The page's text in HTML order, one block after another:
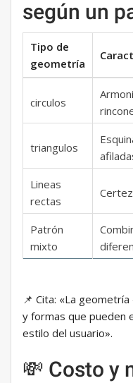
según un
Tipo de
geometría
circulos
triangulos
Lineas
rectas
Patrón
mixto
📌 Cita: «La
y formas que pueden
estilo del usuario».
💸 Costo y